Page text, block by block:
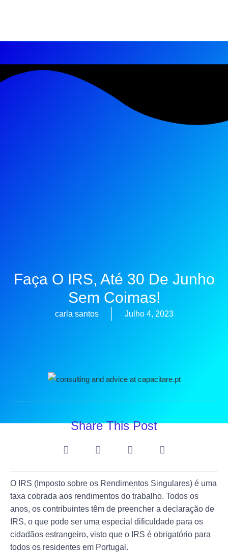
Faça O IRS, Até 30 De Junho
Sem Coimas!
carla santos Julho 4, 2023
Share This Post
O IRS (Imposto sobre os Rendimentos Singulares) é uma
taxa cobrada aos rendimentos do trabalho. Todos os
anos, os contribuintes têm de preencher a declaração de
IRS, o que pode ser uma especial dificuldade para os
cidadãos estrangeiro, visto que o IRS é obrigatório para
todos os residentes em Portugal.